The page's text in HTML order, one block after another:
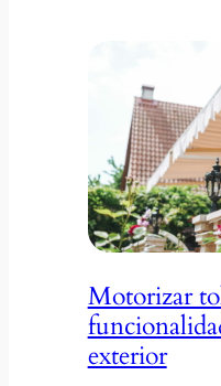
Motorizar
exterior